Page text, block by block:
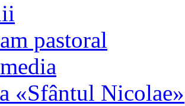
pastoral
«Sfântul Nicolae»